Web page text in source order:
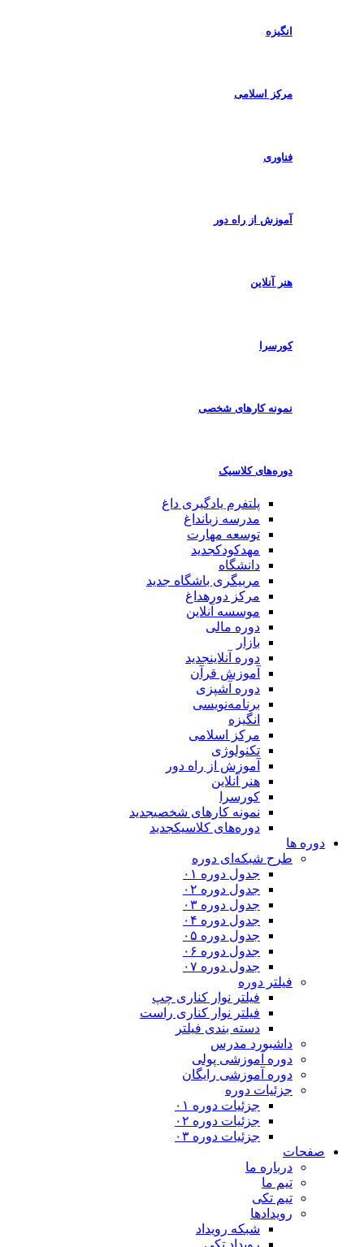
مرکز اسلامی
فناوری
آموزش از راه دور
هنر آنلاین
کورسرا
نمونه کارهای شخصی
دوره‌های کلاسیک
پلتفرم یادگیریداغ
مدرسه زبانداغ
توسعه مهارت
مهدکودکجدید
دانشگاه
مربیگری باشگاهجدید
مرکز دوره داغ
موسسه آنلاین
دوره مالی
بازار
دوره آنلاین جدید
آموزش قرآن
دوره آشپزی
برنامه‌نویسی
انگیزه
مرکز اسلامی
تکنولوژی
آموزش از راه دور
هنر آنلاین
کورسرا
نمونه کارهای شخصیجدید
دوره‌های کلاسیکجدید
دوره ها
طرح شبکه‌ای دوره
جدول دوره ۰۱
جدول دوره ۰۲
جدول دوره ۰۳
جدول دوره ۰۴
جدول دوره ۰۵
جدول دوره ۰۶
جدول دوره ۰۷
فیلتر دوره
فیلتر نوار کناری چپ
فیلتر نوار کناری راست
دسته بندی فیلتر
داشبورد مدرس
دوره آموزشی پولی
دوره آموزشی رایگان
جزئیات دوره
جزئیات دوره ۰۱
جزئیات دوره ۰۲
جزئیات دوره ۰۳
صفحات
درباره ما
تیم ما
تیم تکی
رویدادها
شبکه رویداد
رویداد تکی